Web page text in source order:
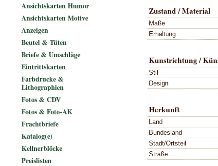
Zustand / Material
Maße
Erhaltung
Kunstrichtung /
Stil
Design
Herkunft
Land
Bundesland
Stadt/Ortsteil
Straße
Ansichtskarten Humor
Ansichtskarten Motive
Anzeigen
Beutel & Tüten
Briefe & Umschläge
Eintrittskarten
Farbdrucke &
Lithographien
Fotos & CDV
Fotos & Foto-AK
Frachtbriefe
Katalog(e)
Kellnerblöcke
Preislisten